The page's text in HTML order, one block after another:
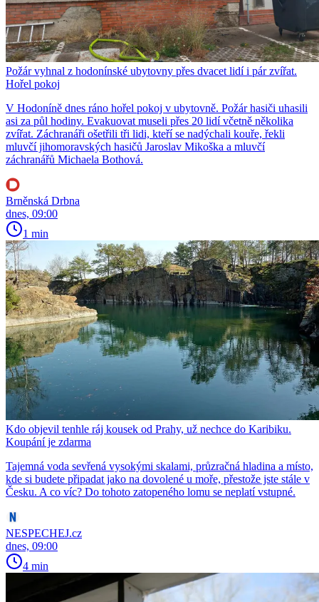
Požár vyhnal z hodonínské ubytovny přes dvacet lidí i pár zvířat.
Hořel pokoj
V Hodoníně dnes ráno hořel pokoj v ubytovně. Požár hasiči uhasili
asi za půl hodiny. Evakuovat museli přes 20 lidí včetně několika
zvířat. Záchranáři ošetřili tři lidi, kteří se nadýchali kouře, řekli
mluvčí jihomoravských hasičů Jaroslav Mikoška a mluvčí
záchranářů Michaela Bothová.
Brněnská Drbna
dnes, 09:00
1 min
Kdo objevil tenhle ráj kousek od Prahy, už nechce do Karibiku.
Koupání je zdarma
Tajemná voda sevřená vysokými skalami, průzračná hladina a místo,
kde si budete připadat jako na dovolené u moře, přestože jste stále v
Česku. A co víc? Do tohoto zatopeného lomu se neplatí vstupné.
NESPECHEJ.cz
dnes, 09:00
4 min